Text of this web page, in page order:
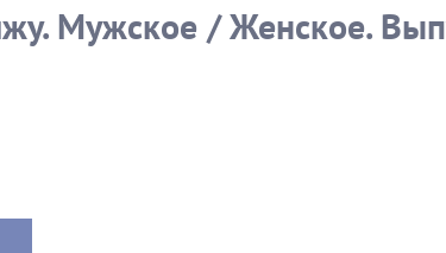
Мужское / Женское.